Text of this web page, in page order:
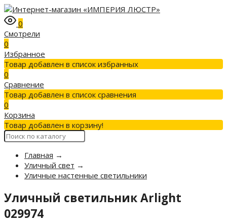
0
Смотрели
0
Избранное
Товар добавлен в список избранных
0
Сравнение
Товар добавлен в список сравнения
0
Корзина
Товар добавлен в корзину!
Главная →
Уличный свет →
Уличные настенные светильники
Уличный светильник Arlight
029974